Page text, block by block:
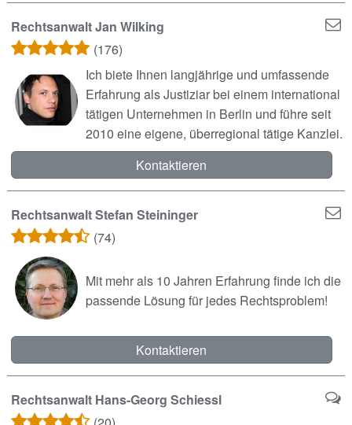
Rechtsanwalt Jan Wilking
(176)
Ich biete Ihnen langjährige und umfassende
Erfahrung als Justiziar bei einem international
tätigen Unternehmen in Berlin und führe seit
2010 eine eigene, überregional tätige Kanzlei.
Kontaktieren
Rechtsanwalt Stefan Steininger
(74)
Mit mehr als 10 Jahren Erfahrung finde ich die
passende Lösung für jedes Rechtsproblem!
Kontaktieren
Rechtsanwalt Hans-Georg Schiessl